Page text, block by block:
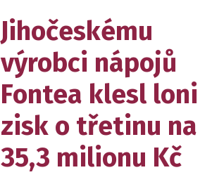
Jihočeskému
výrobci nápojů
Fontea klesl loni
zisk o třetinu na
35,3 milionu Kč